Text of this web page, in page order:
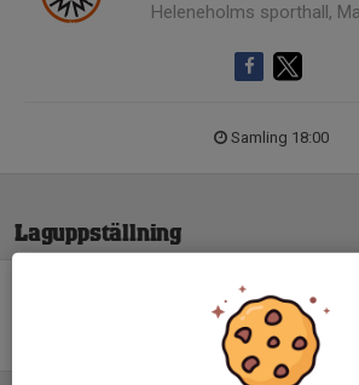
Heleneholms sporthall,
Samling 18:00
Laguppställning
Ingen uppställning ifylld